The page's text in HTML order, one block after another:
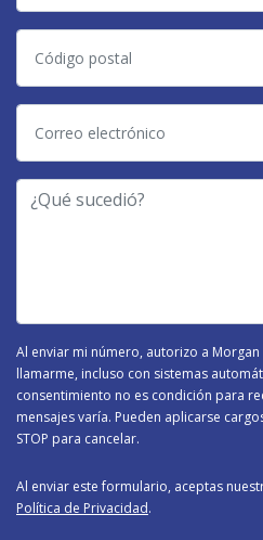
Código
postal
Correo
electrónico
-
Tipo
¿Qué
sucedió?
Al enviar mi número, autorizo a
llamarme, incluso con sistemas
consentimiento no es condición para
mensajes varía. Pueden aplicarse
STOP para cancelar.
Al enviar este formulario, aceptas
Política de Privacidad.